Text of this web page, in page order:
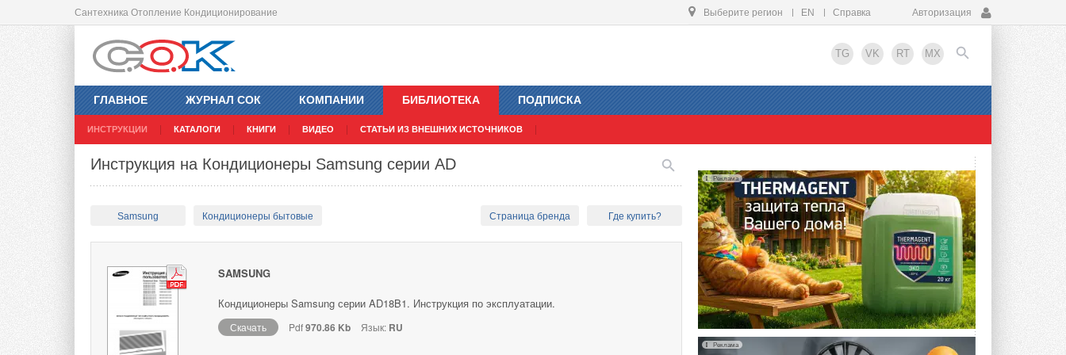
Сантехника Отопление Кондиционирование Выберите регион EN Справка Авторизация
TG VK RT MX
ГЛАВНОЕ ЖУРНАЛ СОК КОМПАНИИ БИБЛИОТЕКА
ИНСТРУКЦИИ КАТАЛОГИ КНИГИ ВИДЕО СТАТЬИ ИЗ ВНЕШНИХ ИСТОЧНИКОВ
ПОДПИСКА
EN
Инструкция на Кондиционеры Samsung серии AD
Samsung Кондиционеры бытовые Страница бренда Где купить?
SAMSUNG
Кондиционеры Samsung серии AD18B1. Инструкция по эксплуатации.
Скачать Pdf970.86 Kb Язык: RU
Реклама
Реклама